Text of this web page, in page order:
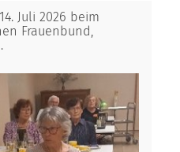
Juli 2026 beim
Frauenbund,